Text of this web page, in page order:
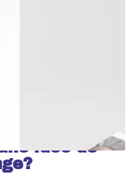
idée de